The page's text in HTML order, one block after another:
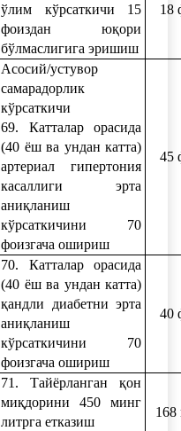
ўлим кўрсаткичи 15
фоиздан юқори
бўлмаслигига эришиш
18
Асосий/устувор
самарадорлик
кўрсаткичи
69. Катталар орасида
(40 ёш ва ундан катта)
артериал гипертония
касаллиги эрта
аниқланиш
кўрсаткичини 70
фоизгача ошириш
45
70. Катталар орасида
(40 ёш ва ундан катта)
қандли диабетни эрта
аниқланиш
кўрсаткичини 70
фоизгача ошириш
40
71. Тайёрланган қон
миқдорини 450 минг
литрга етказиш
168